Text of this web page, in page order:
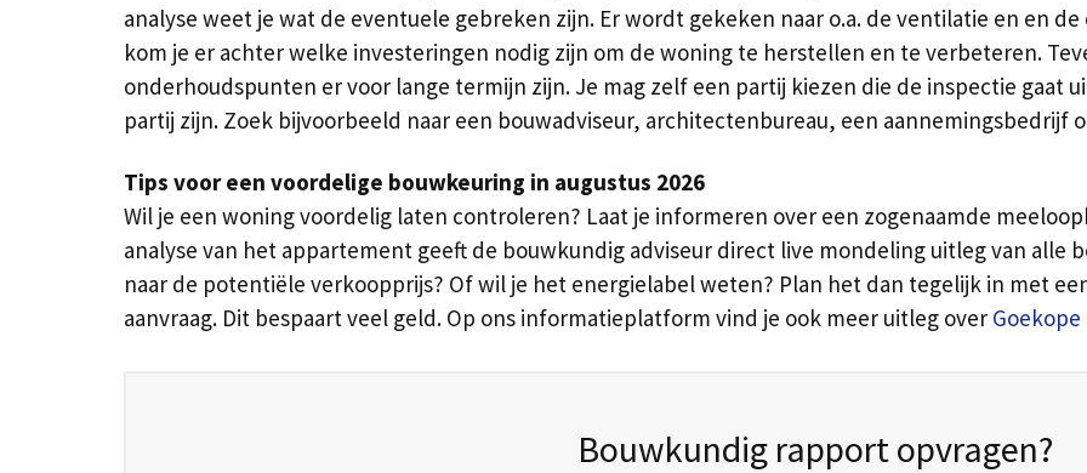
analyse weet je wat de eventuele gebreken zijn. Er wordt gekeken naar o.a. de ventilatie en en
kom je er achter welke investeringen nodig zijn om de woning te herstellen en te verbeteren.
onderhoudspunten er voor lange termijn zijn. Je mag zelf een partij kiezen die de inspectie gaat
partij zijn. Zoek bijvoorbeeld naar een bouwadviseur, architectenbureau, een aannemingsbedrijf
Tips voor een voordelige bouwkeuring in augustus 2026
Wil je een woning voordelig laten controleren? Laat je informeren over een zogenaamde
analyse van het appartement geeft de bouwkundig adviseur direct live mondeling uitleg van alle
naar de potentiële verkoopprijs? Of wil je het energielabel weten? Plan het dan tegelijk in met
aanvraag. Dit bespaart veel geld. Op ons informatieplatform vind je ook meer uitleg over
Bouwkundig rapport opvragen?